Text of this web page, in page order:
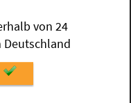
von 24
Deutschland